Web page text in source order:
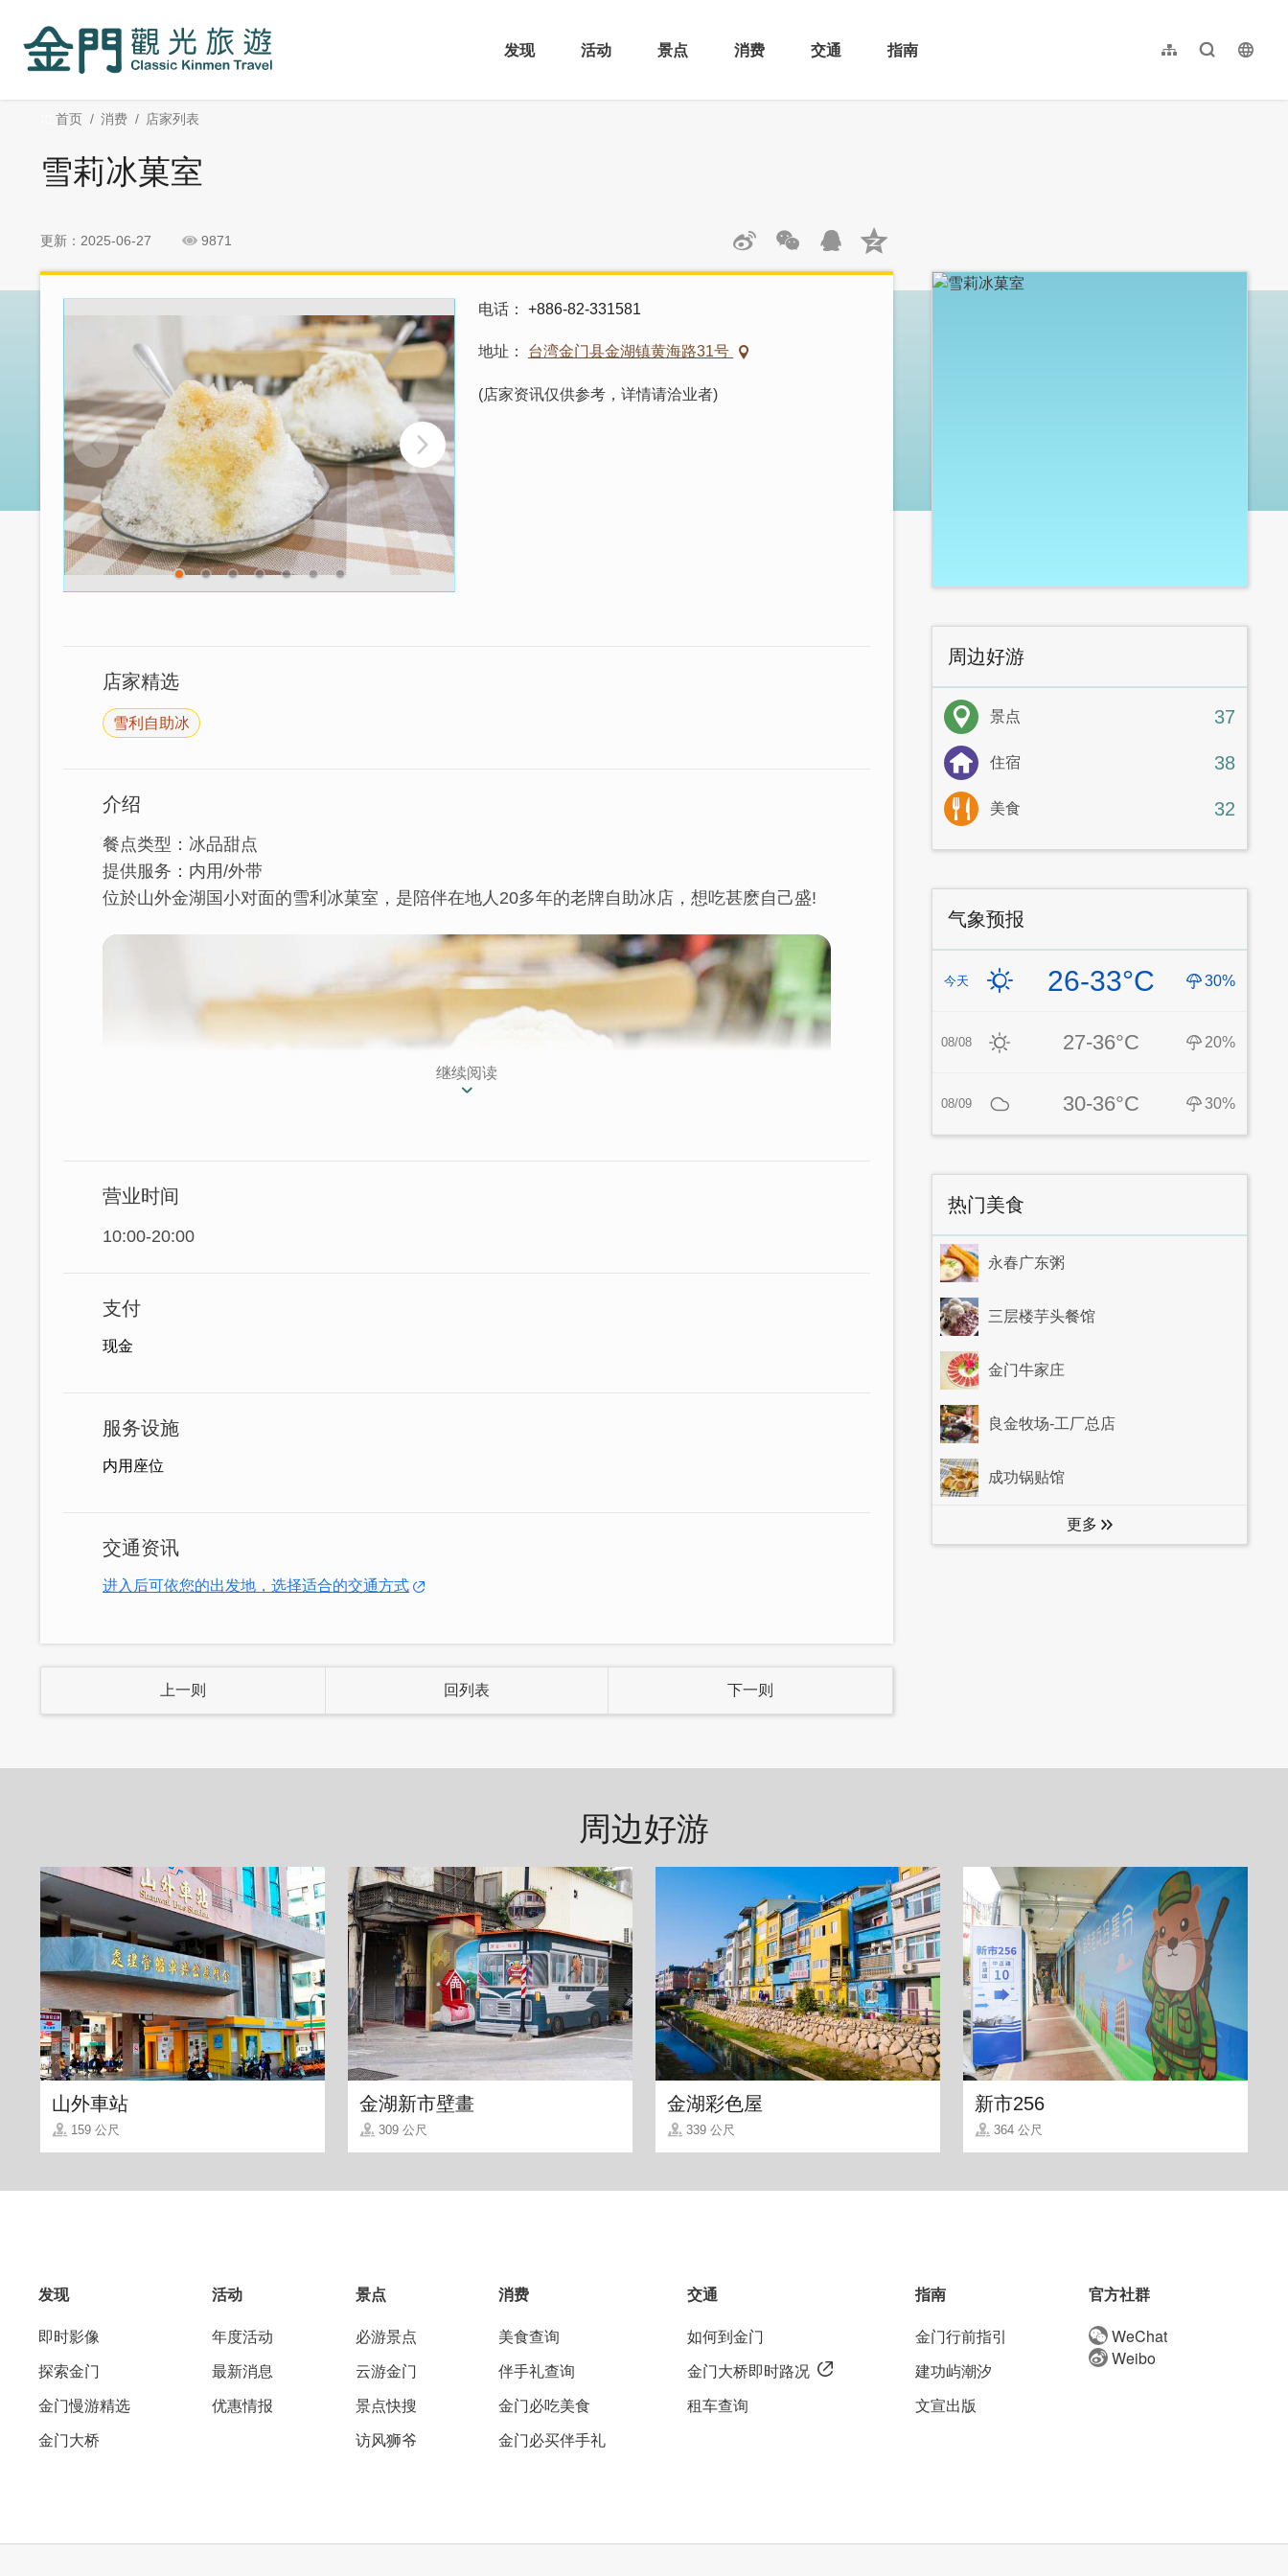
内
发现
活动 景点 消费 交通 指南 网站导览全文检索
繁體中文
首页 消费 店家列表
雪莉冰菓室
更新：2025-06-27 9871
分
电话 +886-82-331581
地址 台湾金门县金湖镇黄海路31号
(店家资讯仅供参考，详情请洽业者)
店家精选
雪利自助冰
介绍
餐点类型：冰品甜点
提供服务：内用/外带
位於山外金湖国小对面的雪利冰菓室，是陪伴在地人20多年的老牌自助冰店，想吃甚麽自己盛!
多样的配料，不用担心选择障碍，想吃多少就盛多少!先选料再给老板装冰，淋上糖水後可以选
择要不要加炼乳。蜜芋头是大受欢迎的选料，绵密的口感，是芋头控一定要嚐嚐的滋味。
继续阅读
营业时间
10:00-20:00
支付
现金
服务设施
内用座位
交通资讯
进入后可依您的出发地，选择适合的交通方式
上一则 回列表 下一则
:::
周边好游
景点 37
住宿 38
美食 32
气象预报
今天 26-33°C 30%
08/08 27-36°C 20%
08/09 30-36°C 30%
热门美食
永春广东粥
三层楼芋头餐馆
金门牛家庄
良金牧场-工厂总店
成功锅贴馆
更多
周边好游
山外車站
159 公尺
金湖新市壁畫
309 公尺
金湖彩色屋
339 公尺
新市256
364 公尺
发现
即时影像
探索金门
金门慢游精选
金门大桥
活动
年度活动
最新消息
优惠情报
景点
必游景点
云游金门
景点快搜
访风狮爷
消费
美食查询
伴手礼查询
金门必吃美食
金门必买伴手礼
交通
如何到金门
金门大桥即时路况
租车查询
指南
金门行前指引
建功屿潮汐
文宣出版
官方社群
WeChat
Weibo